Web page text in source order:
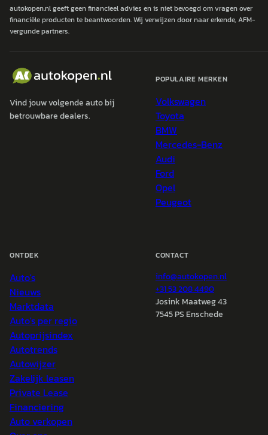
autokopen.nl geeft geen financieel advies en is niet bevoegd om vragen over
financiële producten te beantwoorden. Wij verwijzen door naar erkende, AFM-
vergunde partners.
Vind jouw volgende auto bij
betrouwbare dealers.
POPULAIRE MERKEN
Volkswagen
Toyota
BMW
Mercedes-Benz
Audi
Ford
Opel
Peugeot
ONTDEK
Auto's
Nieuws
Marktdata
Auto's per regio
Autoprijsindex
Autotrends
Autowijzer
Zakelijk leasen
Private Lease
Financiering
Auto verkopen
CONTACT
info@autokopen.nl
+31 53 208 4490
Josink Maatweg 43
7545 PS Enschede